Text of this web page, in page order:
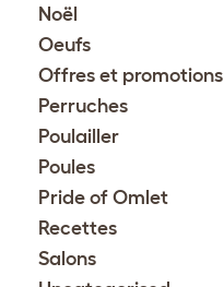
Noël
Oeufs
Offres et promotions
Perruches
Poulailler
Poules
Pride of Omlet
Recettes
Salons